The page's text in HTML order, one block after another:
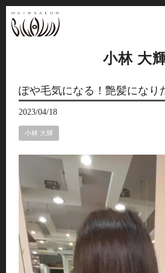
小林 大
ぽや毛気になる！艶髪になり
2023/04/18
小林 大輝
画
プ
レ
ー
ヤ
ー